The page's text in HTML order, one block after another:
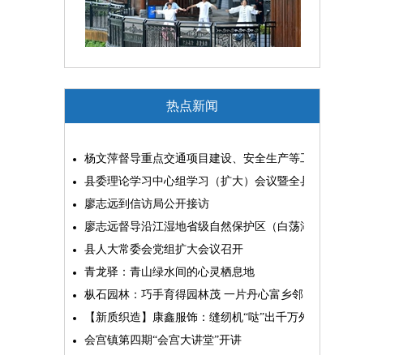
热点新闻
杨文萍督导重点交通项目建设、安全生产等工作
县委理论学习中心组学习（扩大）会议暨全县“两为”能力素质
廖志远到信访局公开接访
廖志远督导沿江湿地省级自然保护区（白荡湖片区）问题整改
县人大常委会党组扩大会议召开
青龙驿：青山绿水间的心灵栖息地
枞石园林：巧手育得园林茂 一片丹心富乡邻
【新质织造】康鑫服饰：缝纫机“哒”出千万外贸大生意
会宫镇第四期“会宫大讲堂”开讲